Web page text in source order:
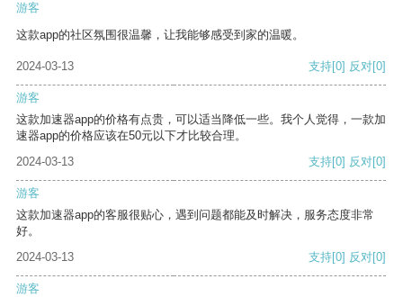
游客
这款app的社区氛围很温馨，让我能够感受到家的温暖。
2024-03-13 支持[0] 反对[0]
游客
这款加速器app的价格有点贵，可以适当降低一些。我个人觉得，一款加
速器app的价格应该在50元以下才比较合理。
2024-03-13
支持[0] 反对[0]
游客
这款加速器app的客服很贴心，遇到问题都能及时解决，服务态度非常
好。
2024-03-13
支持[0] 反对[0]
游客